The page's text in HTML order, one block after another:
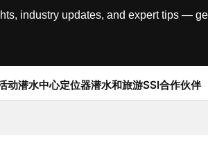
industry updates, and expert tips —
动潜水中心定位器潜水和旅游SSI合作伙伴